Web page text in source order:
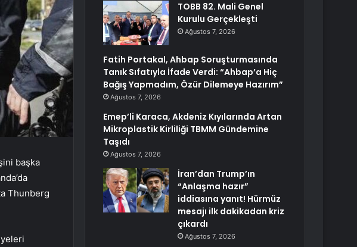
başka
Thunberg
TOBB 82. Mali Genel
Kurulu Gerçekleşti
Ağustos 7, 2026
Fatih Portakal, Ahbap Soruşturmasında
Tanık Sıfatıyla İfade Verdi: “Ahbap’a Hiç
Bağış Yapmadım, Özür Dilemeye Hazırım”
Ağustos 7, 2026
Emep’li Karaca, Akdeniz Kıyılarında Artan
Mikroplastik Kirliliği TBMM Gündemine
Taşıdı
Ağustos 7, 2026
İran’dan Trump’ın
“Anlaşma hazır”
iddiasına yanıt! Hürmüz
mesajı ilk dakikadan kriz
çıkardı
Ağustos 7, 2026